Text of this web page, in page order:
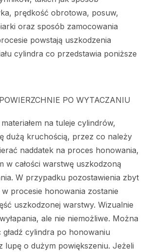
prędkość obrotowa, posuw,
oraz sposób zamocowania
powstają uszkodzenia
cylindra co przedstawia poniższe
na tuleje cylindrów,
dużą kruchością, przez co należy
naddatek na proces honowania,
w całości warstwę uszkodzoną
W przypadku pozostawienia zbyt
w procesie honowania zostanie
uszkodzonej warstwy. Wizualnie
ale nie niemożliwe. Można
cylindra po honowaniu
lupę o dużym powiększeniu. Jeżeli